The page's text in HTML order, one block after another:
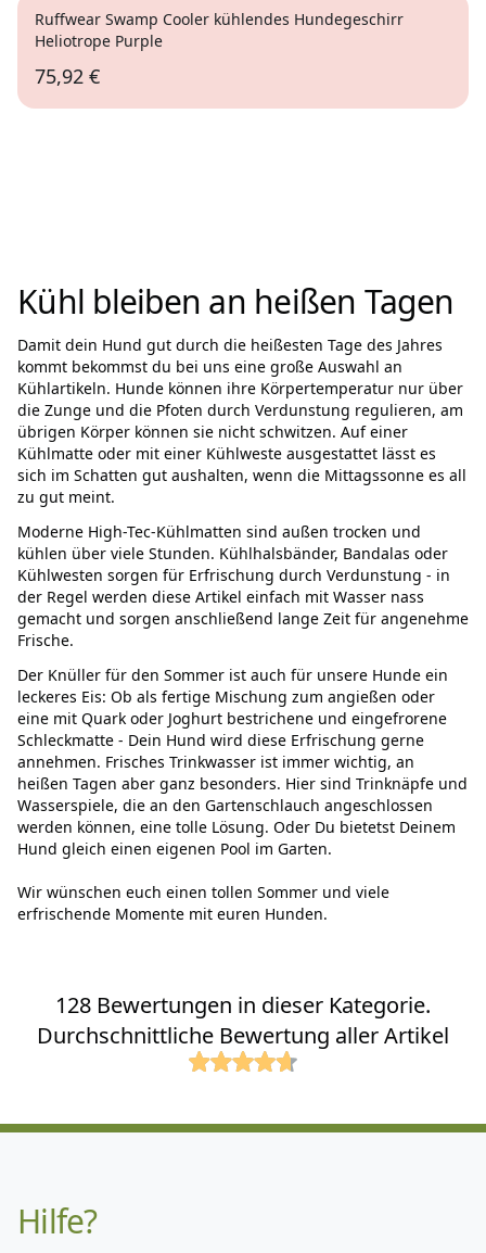
Ruffwear Swamp Cooler kühlendes Hundegeschirr
Heliotrope Purple
75,92 €
Kühl bleiben an heißen Tagen
Damit dein Hund gut durch die heißesten Tage des Jahres
kommt bekommst du bei uns eine große Auswahl an
Kühlartikeln. Hunde können ihre Körpertemperatur nur über
die Zunge und die Pfoten durch Verdunstung regulieren, am
übrigen Körper können sie nicht schwitzen. Auf einer
Kühlmatte oder mit einer Kühlweste ausgestattet lässt es
sich im Schatten gut aushalten, wenn die Mittagssonne es all
zu gut meint.
Moderne High-Tec-Kühlmatten sind außen trocken und
kühlen über viele Stunden. Kühlhalsbänder, Bandalas oder
Kühlwesten sorgen für Erfrischung durch Verdunstung - in
der Regel werden diese Artikel einfach mit Wasser nass
gemacht und sorgen anschließend lange Zeit für angenehme
Frische.
Der Knüller für den Sommer ist auch für unsere Hunde ein
leckeres Eis: Ob als fertige Mischung zum angießen oder
eine mit Quark oder Joghurt bestrichene und eingefrorene
Schleckmatte - Dein Hund wird diese Erfrischung gerne
annehmen. Frisches Trinkwasser ist immer wichtig, an
heißen Tagen aber ganz besonders. Hier sind Trinknäpfe und
Wasserspiele, die an den Gartenschlauch angeschlossen
werden können, eine tolle Lösung. Oder Du bietetst Deinem
Hund gleich einen eigenen Pool im Garten.
Wir wünschen euch einen tollen Sommer und viele
erfrischende Momente mit euren Hunden.
128 Bewertungen in dieser Kategorie.
Durchschnittliche Bewertung aller Artikel
Hilfe?